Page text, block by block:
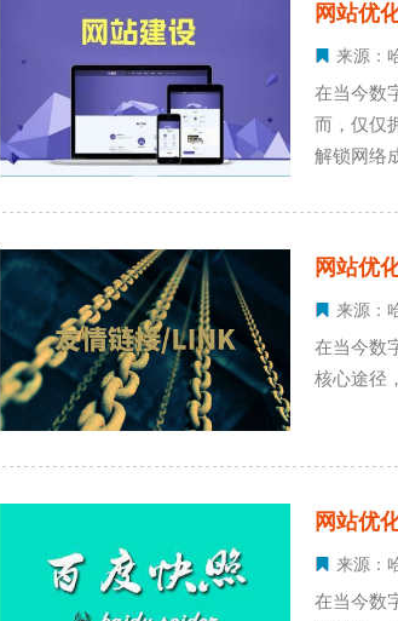
网站优
来源：
在当今数
而，仅仅
解锁网络
网站优
来源：
在当今数
核心途径
网站优
来源：
在当今数